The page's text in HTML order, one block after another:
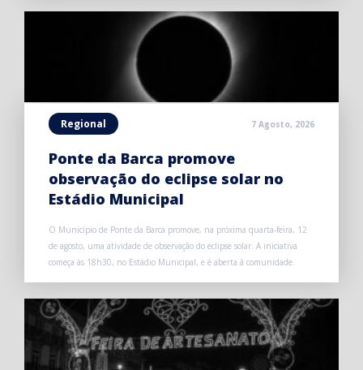
Regional 7 Agosto, 2026
Ponte da Barca promove
observação do eclipse solar no
Estádio Municipal
O Município de Ponte da Barca promove, na próxima quarta-feira, 12
de agosto, uma atividade de observação do eclipse solar. A iniciativa
começa às 18h30, no Estádio Municipal, e é aberta à comunidade.